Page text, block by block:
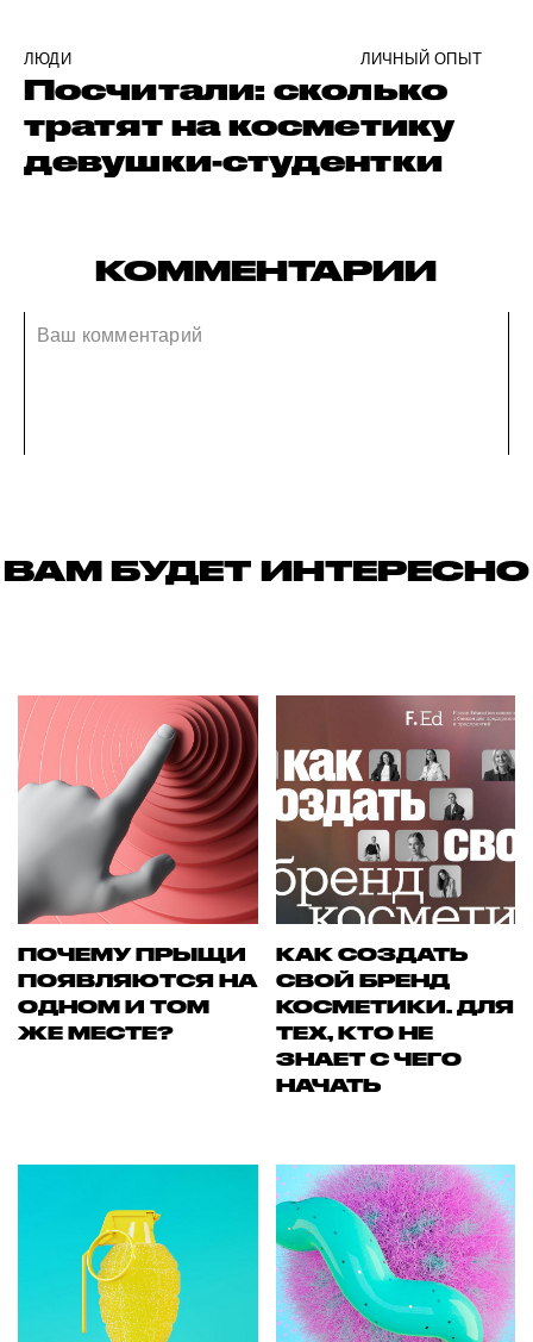
ЛЮДИ ЛИЧНЫЙ ОПЫТ
Посчитали: сколько
тратят на косметику
девушки-студентки
КОММЕНТАРИИ
ВАМ БУДЕТ ИНТЕРЕСНО
ПОЧЕМУ ПРЫЩИ
ПОЯВЛЯЮТСЯ НА
ОДНОМ И ТОМ
ЖЕ МЕСТЕ?
КАК СОЗДАТЬ
СВОЙ БРЕНД
КОСМЕТИКИ. ДЛЯ
ТЕХ, КТО НЕ
ЗНАЕТ С ЧЕГО
НАЧАТЬ